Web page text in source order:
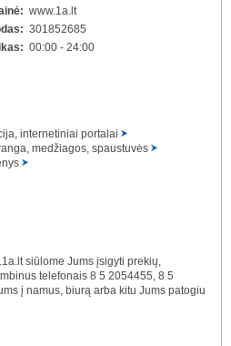
www.1a.lt
301852685
00:00 - 24:00
internetiniai portalai
medžiagos, spaustuvės
siūlome Jums įsigyti prekių,
telefonais 8 5 2054455, 8 5
į namus, biurą arba kitu Jums patogiu